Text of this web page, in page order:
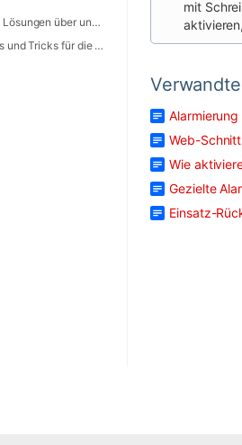
Anbindungen und Lösungen über unsere Web-Schnittstelle (REST-API)
Use Cases - Tipps und Tricks für die Anwendung von DIVERA 24/7
mit
Web-
Wie
Gezielte
Einsatz-